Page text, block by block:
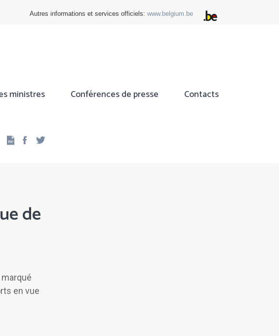
Autres informations et services officiels: www.belgium.be
ministres Conférences de presse Contacts
Facebook
de
en vue